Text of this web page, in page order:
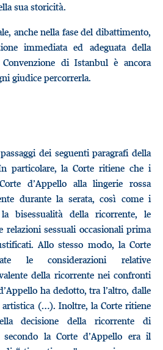
sua storicità.
anche nella fase del dibattimento,
immediata ed adeguata della
di Istanbul è ancora
giudice percorrerla.
dei seguenti paragrafi della
particolare, la Corte ritiene che i
d’Appello alla lingerie rossa
durante la serata, così come i
bisessualità della ricorrente, le
relazioni sessuali occasionali prima
Allo stesso modo, la Corte
le considerazioni relative
della ricorrente nei confronti
ha dedotto, tra l’altro, dalle
(…). Inoltre, la Corte ritiene
decisione della ricorrente di
la Corte d’Appello era il